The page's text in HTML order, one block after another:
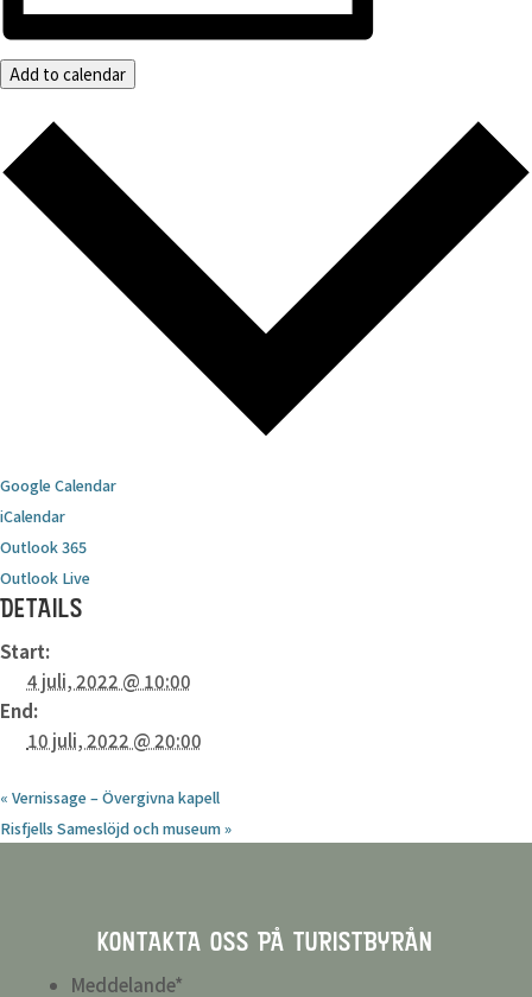
Add to calendar
Google Calendar
iCalendar
Outlook 365
Outlook Live
DETAILS
Start:
4 juli, 2022 @ 10:00
End:
10 juli, 2022 @ 20:00
« Vernissage – Övergivna kapell
Risfjells Sameslöjd och museum»
KONTAKTA OSS PÅ TURISTBYRÅN
Meddelande*